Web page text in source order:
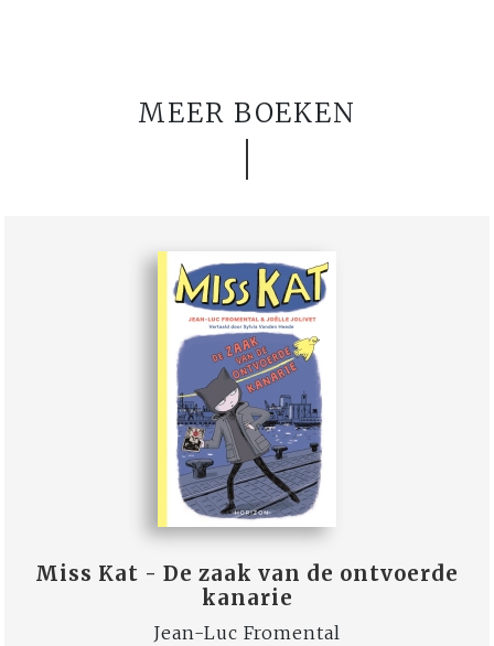
MEER BOEKEN
Miss Kat - De zaak van de ontvoerde
kanarie
Jean-Luc Fromental